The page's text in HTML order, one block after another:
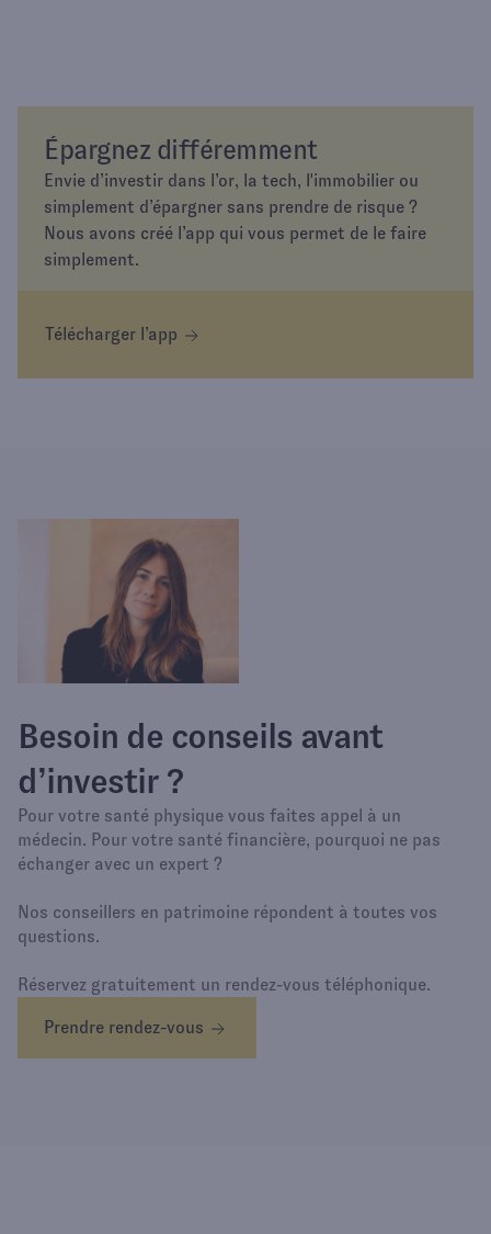
Épargnez différemment
Envie d’investir dans l’or, la tech, l'immobilier ou
simplement d’épargner sans prendre de risque ?
Nous avons créé l’app qui vous permet de le faire
simplement.
Télécharger l’app
Besoin de conseils avant
d’investir ?
Pour votre santé physique vous faites appel à un
médecin. Pour votre santé financière, pourquoi ne pas
échanger avec un expert ?
Nos conseillers en patrimoine répondent à toutes vos
questions.
Réservez gratuitement un rendez-vous téléphonique.
Prendre rendez-vous